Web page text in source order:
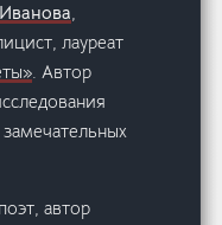
,
лауреат
. Автор
автор